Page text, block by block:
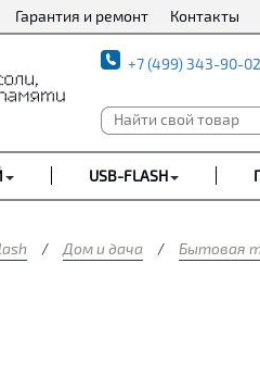
Гарантия и ремонт Контакты
+7 (499) 343-90-02
USB-FLASH
/ Дом и дача / Бытовая